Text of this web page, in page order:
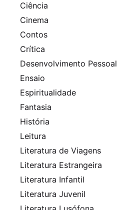
Ciência
Cinema
Contos
Crítica
Desenvolvimento Pessoal
Ensaio
Espiritualidade
Fantasia
História
Leitura
Literatura de Viagens
Literatura Estrangeira
Literatura Infantil
Literatura Juvenil